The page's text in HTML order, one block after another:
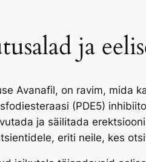
ja
Avanafil, on ravim, mida
(PDE5)
ja säilitada
eriti neile, kes